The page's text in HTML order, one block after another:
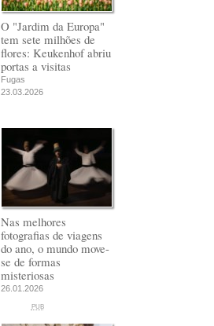
O "Jardim da Europa"
tem sete milhões de
flores: Keukenhof abriu
portas a visitas
Fugas
23.03.2026
Nas melhores
fotografias de viagens
do ano, o mundo move-
se de formas
misteriosas
26.01.2026
PUB